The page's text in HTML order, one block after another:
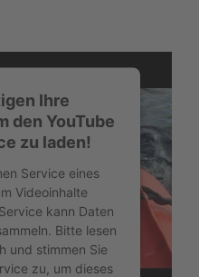
Ihre
den YouTube
zu laden!
Service eines
Videoinhalte
kann Daten
Bitte lesen
und stimmen Sie
zu, um dieses